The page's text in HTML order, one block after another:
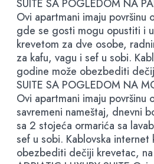
SUITE SA POGLEDOM NA
Ovi apartmani imaju
gde se gosti mogu opustiti i
krevetom za dve osobe,
za kafu, vagu i sef u sobi.
godine može obezbediti
SUITE SA POGLEDOM NA
Ovi apartmani imaju
savremeni nameštaj, dnevni
sa 2 stojeća ormarića sa
sef u sobi. Kablovska
obezbediti dečiji krevetac,